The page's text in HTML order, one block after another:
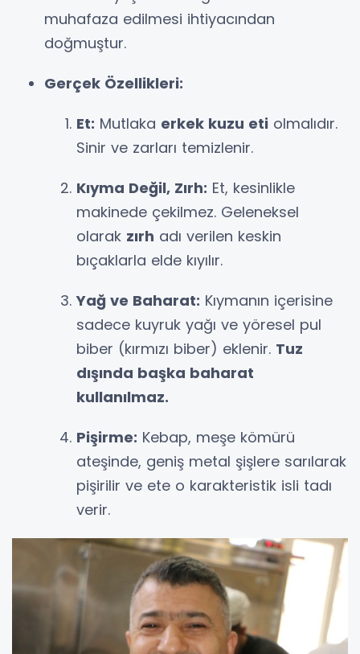
muhafaza edilmesi ihtiyacından
doğmuştur.
Gerçek Özellikleri:
Et: Mutlaka erkek kuzu eti olmalıdır.
Sinir ve zarları temizlenir.
Kıyma Değil, Zırh: Et, kesinlikle
makinede çekilmez. Geleneksel
olarak zırh adı verilen keskin
bıçaklarla elde kıyılır.
Yağ ve Baharat: Kıymanın içerisine
sadece kuyruk yağı ve yöresel pul
biber (kırmızı biber) eklenir. Tuz
dışında başka baharat
kullanılmaz.
Pişirme: Kebap, meşe kömürü
ateşinde, geniş metal şişlere sarılarak
pişirilir ve ete o karakteristik isli tadı
verir.